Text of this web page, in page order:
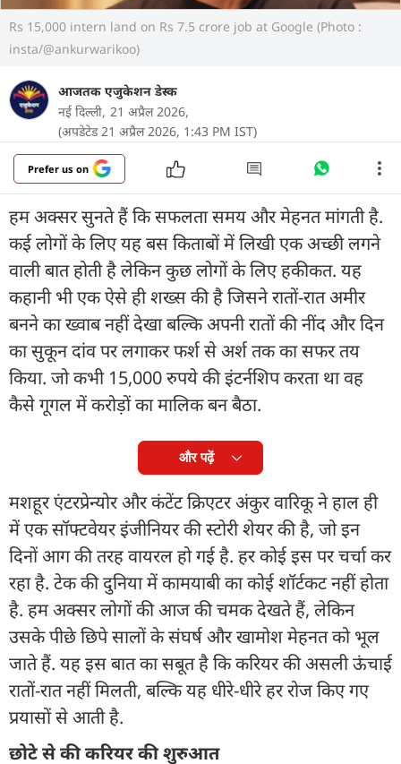
Rs 15,000 intern land on Rs 7.5 crore job at Google (Photo :
insta/@ankurwarikoo)
आजतक एजुकेशन डेस्क
नई दिल्ली, 21 अप्रैल 2026,
(अपडेटेड 21 अप्रैल 2026, 1:43 PM IST)
Prefer us on
हम अक्सर सुनते हैं कि सफलता समय और मेहनत मांगती है.
कई लोगों के लिए यह बस किताबों में लिखी एक अच्छी लगने
वाली बात होती है लेकिन कुछ लोगों के लिए हकीकत. यह
कहानी भी एक ऐसे ही शख्स की है जिसने रातों-रात अमीर
बनने का ख्वाब नहीं देखा बल्कि अपनी रातों की नींद और दिन
का सुकून दांव पर लगाकर फर्श से अर्श तक का सफर तय
किया. जो कभी 15,000 रुपये की इंटर्नशिप करता था वह
कैसे गूगल में करोड़ों का मालिक बन बैठा.
और पढ़ें
मशहूर एंटरप्रेन्योर और कंटेंट क्रिएटर अंकुर वारिकू ने हाल ही
में एक सॉफ्टवेयर इंजीनियर की स्टोरी शेयर की है, जो इन
दिनों आग की तरह वायरल हो गई है. हर कोई इस पर चर्चा कर
रहा है. टेक की दुनिया में कामयाबी का कोई शॉर्टकट नहीं होता
है. हम अक्सर लोगों की आज की चमक देखते हैं, लेकिन
उसके पीछे छिपे सालों के संघर्ष और खामोश मेहनत को भूल
जाते हैं. यह इस बात का सबूत है कि करियर की असली ऊंचाई
रातों-रात नहीं मिलती, बल्कि यह धीरे-धीरे हर रोज किए गए
प्रयासों से आती है.
छोटे से की करियर की शुरुआत